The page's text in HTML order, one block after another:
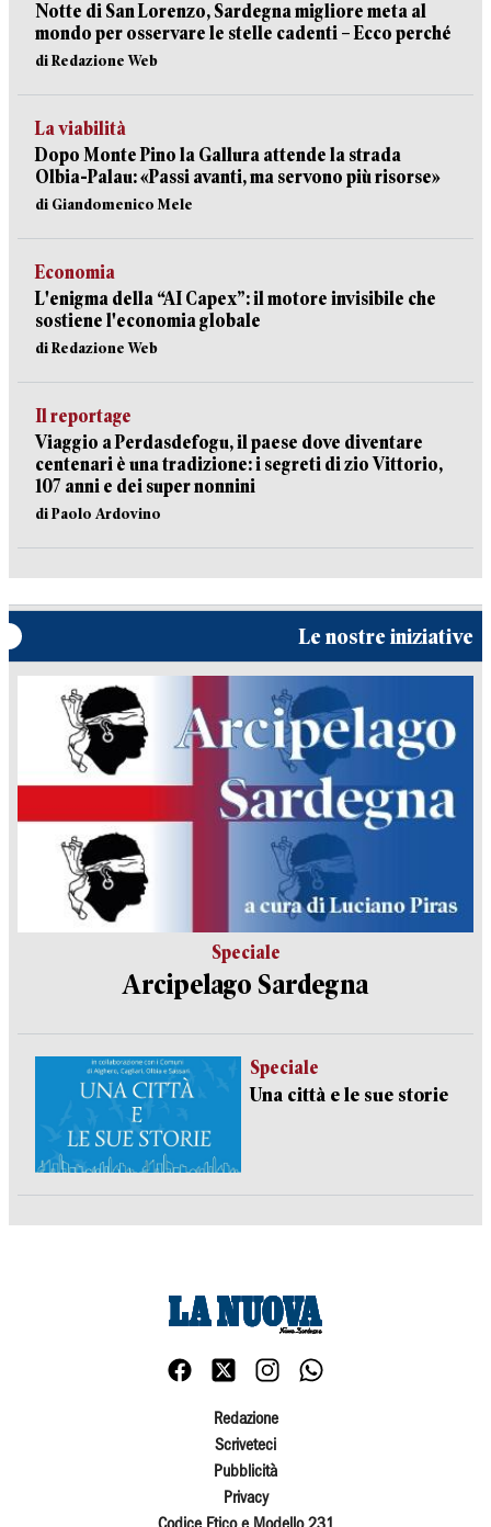
Notte di San Lorenzo, Sardegna migliore meta al
mondo per osservare le stelle cadenti – Ecco perché
di Redazione Web
La viabilità
Dopo Monte Pino la Gallura attende la strada
Olbia-Palau: «Passi avanti, ma servono più risorse»
di Giandomenico Mele
Economia
L'enigma della “AI Capex”: il motore invisibile che
sostiene l'economia globale
di Redazione Web
Il reportage
Viaggio a Perdasdefogu, il paese dove diventare
centenari è una tradizione: i segreti di zio Vittorio,
107 anni e dei super nonnini
di Paolo Ardovino
Le nostre iniziative
Speciale
Arcipelago Sardegna
Speciale
Una città e le sue storie
Redazione
Scriveteci
Pubblicità
Privacy